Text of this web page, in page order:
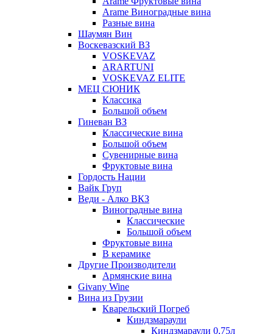
Arame Виноградные вина
Разные вина
Шаумян Вин
Воскевазский ВЗ
VOSKEVAZ
ARARTUNI
VOSKEVAZ ELITE
МЕЦ СЮНИК
Классика
Большой объем
Гиневан ВЗ
Классические вина
Большой объем
Сувенирные вина
Фруктовые вина
Гордость Нации
Вайк Груп
Веди - Алко ВКЗ
Виноградные вина
Классические
Большой объем
Фруктовые вина
В керамике
Другие Производители
Армянские вина
Givany Wine
Вина из Грузии
Кварельский Погреб
Киндзмараули
Киндзмараули 0,75л